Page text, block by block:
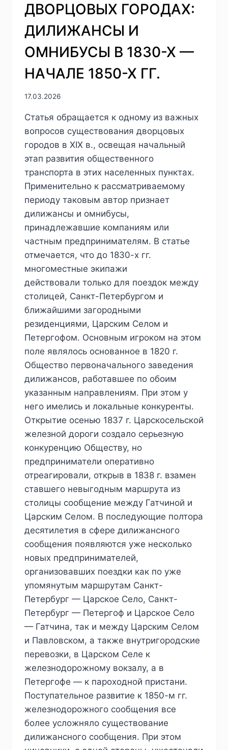
СМОЛЕНСКОЙ
ДВОРЦОВЫХ ГОРОДАХ:
ДИЛИЖАНСЫ И
ОМНИБУСЫ В 1830-Х —
НАЧАЛЕ 1850-Х ГГ.
17.03.2026
Статья обращается к одному из важных
вопросов существования дворцовых
городов в XIX в., освещая начальный
этап развития общественного
транспорта в этих населенных пунктах.
Применительно к рассматриваемому
периоду таковым автор признает
дилижансы и омнибусы,
принадлежавшие компаниям или
частным предпринимателям. В статье
отмечается, что до 1830-х гг.
многоместные экипажи
действовали только для поездок между
столицей, Санкт-Петербургом и
ближайшими загородными
резиденциями, Царским Селом и
Петергофом. Основным игроком на этом
поле являлось основанное в 1820 г.
Общество первоначального заведения
дилижансов, работавшее по обоим
указанным направлениям. При этом у
него имелись и локальные конкуренты.
Открытие осенью 1837 г. Царскосельской
железной дороги создало серьезную
конкуренцию Обществу, но
предприниматели оперативно
отреагировали, открыв в 1838 г. взамен
ставшего невыгодным маршрута из
столицы сообщение между Гатчиной и
Царским Селом. В последующие полтора
десятилетия в сфере дилижансного
сообщения появляются уже несколько
новых предпринимателей,
организовавших поездки как по уже
упомянутым маршрутам Санкт-
Петербург — Царское Село, Санкт-
Петербург — Петергоф и Царское Село
— Гатчина, так и между Царским Селом
и Павловском, а также внутригородские
перевозки, в Царском Селе к
железнодорожному вокзалу, а в
Петергофе — к пароходной пристани.
Поступательное развитие к 1850-м гг.
железнодорожного сообщения все
более усложняло существование
дилижансного сообщения. При этом